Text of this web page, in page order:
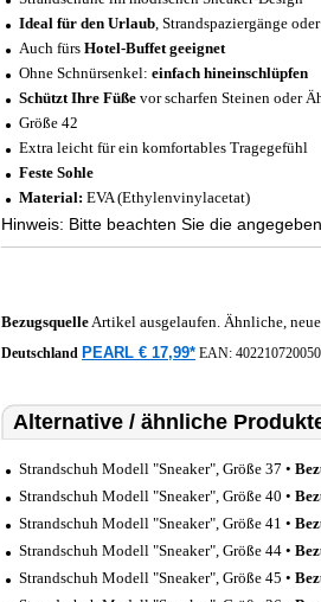
Ideal für den Urlaub, Strandspaziergänge
Auch fürs Hotel-Buffet geeignet
Ohne Schnürsenkel: einfach hineinschlüpfen
Schützt Ihre Füße vor scharfen Steinen oder
Größe 42
Extra leicht für ein komfortables Tragegefühl
Feste Sohle
Material: EVA (Ethylenvinylacetat)
Hinweis: Bitte beachten Sie die
BezugsquelleArtikel ausgelaufen. Ähnliche,
Deutschland PEARL € 17,99* EAN:
Alternative / ähnliche
Strandschuh Modell "Sneaker", Größe 37 •
Strandschuh Modell "Sneaker", Größe 40 •
Strandschuh Modell "Sneaker", Größe 41 •
Strandschuh Modell "Sneaker", Größe 44 •
Strandschuh Modell "Sneaker", Größe 45 •